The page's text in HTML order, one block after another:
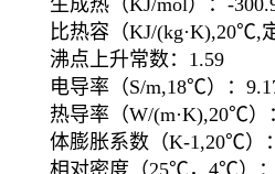
生成热（KJ/mol）：-
比热容（KJ/(kg·K),20℃,
沸点上升常数：1.59
电导率（S/m,18℃）：
热导率（W/(m·K),20℃）
体膨胀系数（K-1,20℃）